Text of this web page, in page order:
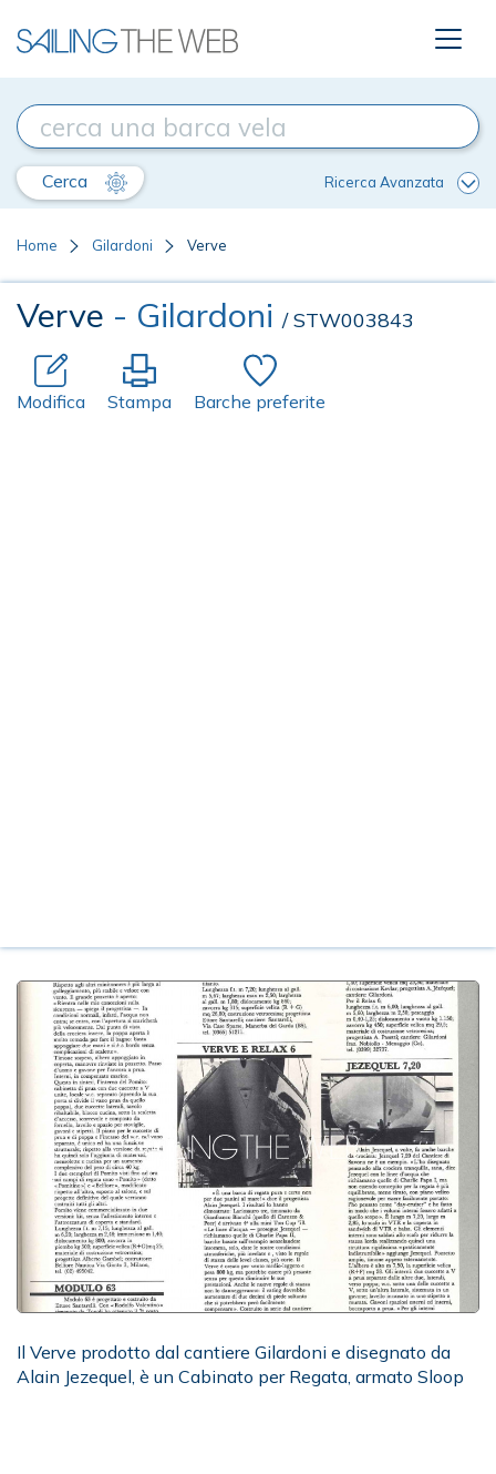
Cerca Ricerca Avanzata
Home Gilardoni Verve
Verve - Gilardoni / STW003843
Modifica Stampa Barche preferite
Il Verve prodotto dal cantiere Gilardoni e disegnato da
Alain Jezequel, è un Cabinato per Regata, armato Sloop